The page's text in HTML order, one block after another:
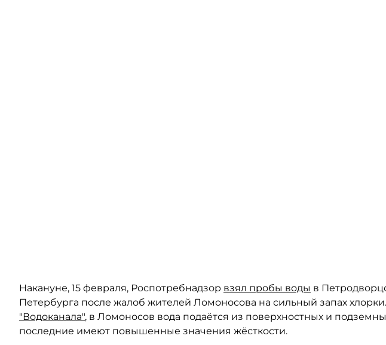
Накануне, 15 февраля, Роспотребнадзор взял пробы воды в
Петербурга после жалоб жителей Ломоносова на сильный запах
"Водоканала", в Ломоносов вода подаётся из поверхностных и
последние имеют повышенные значения жёсткости.